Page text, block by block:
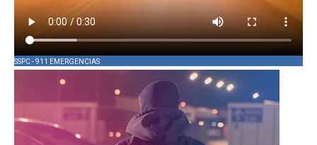
SSPC - 911 EMERGENCIAS